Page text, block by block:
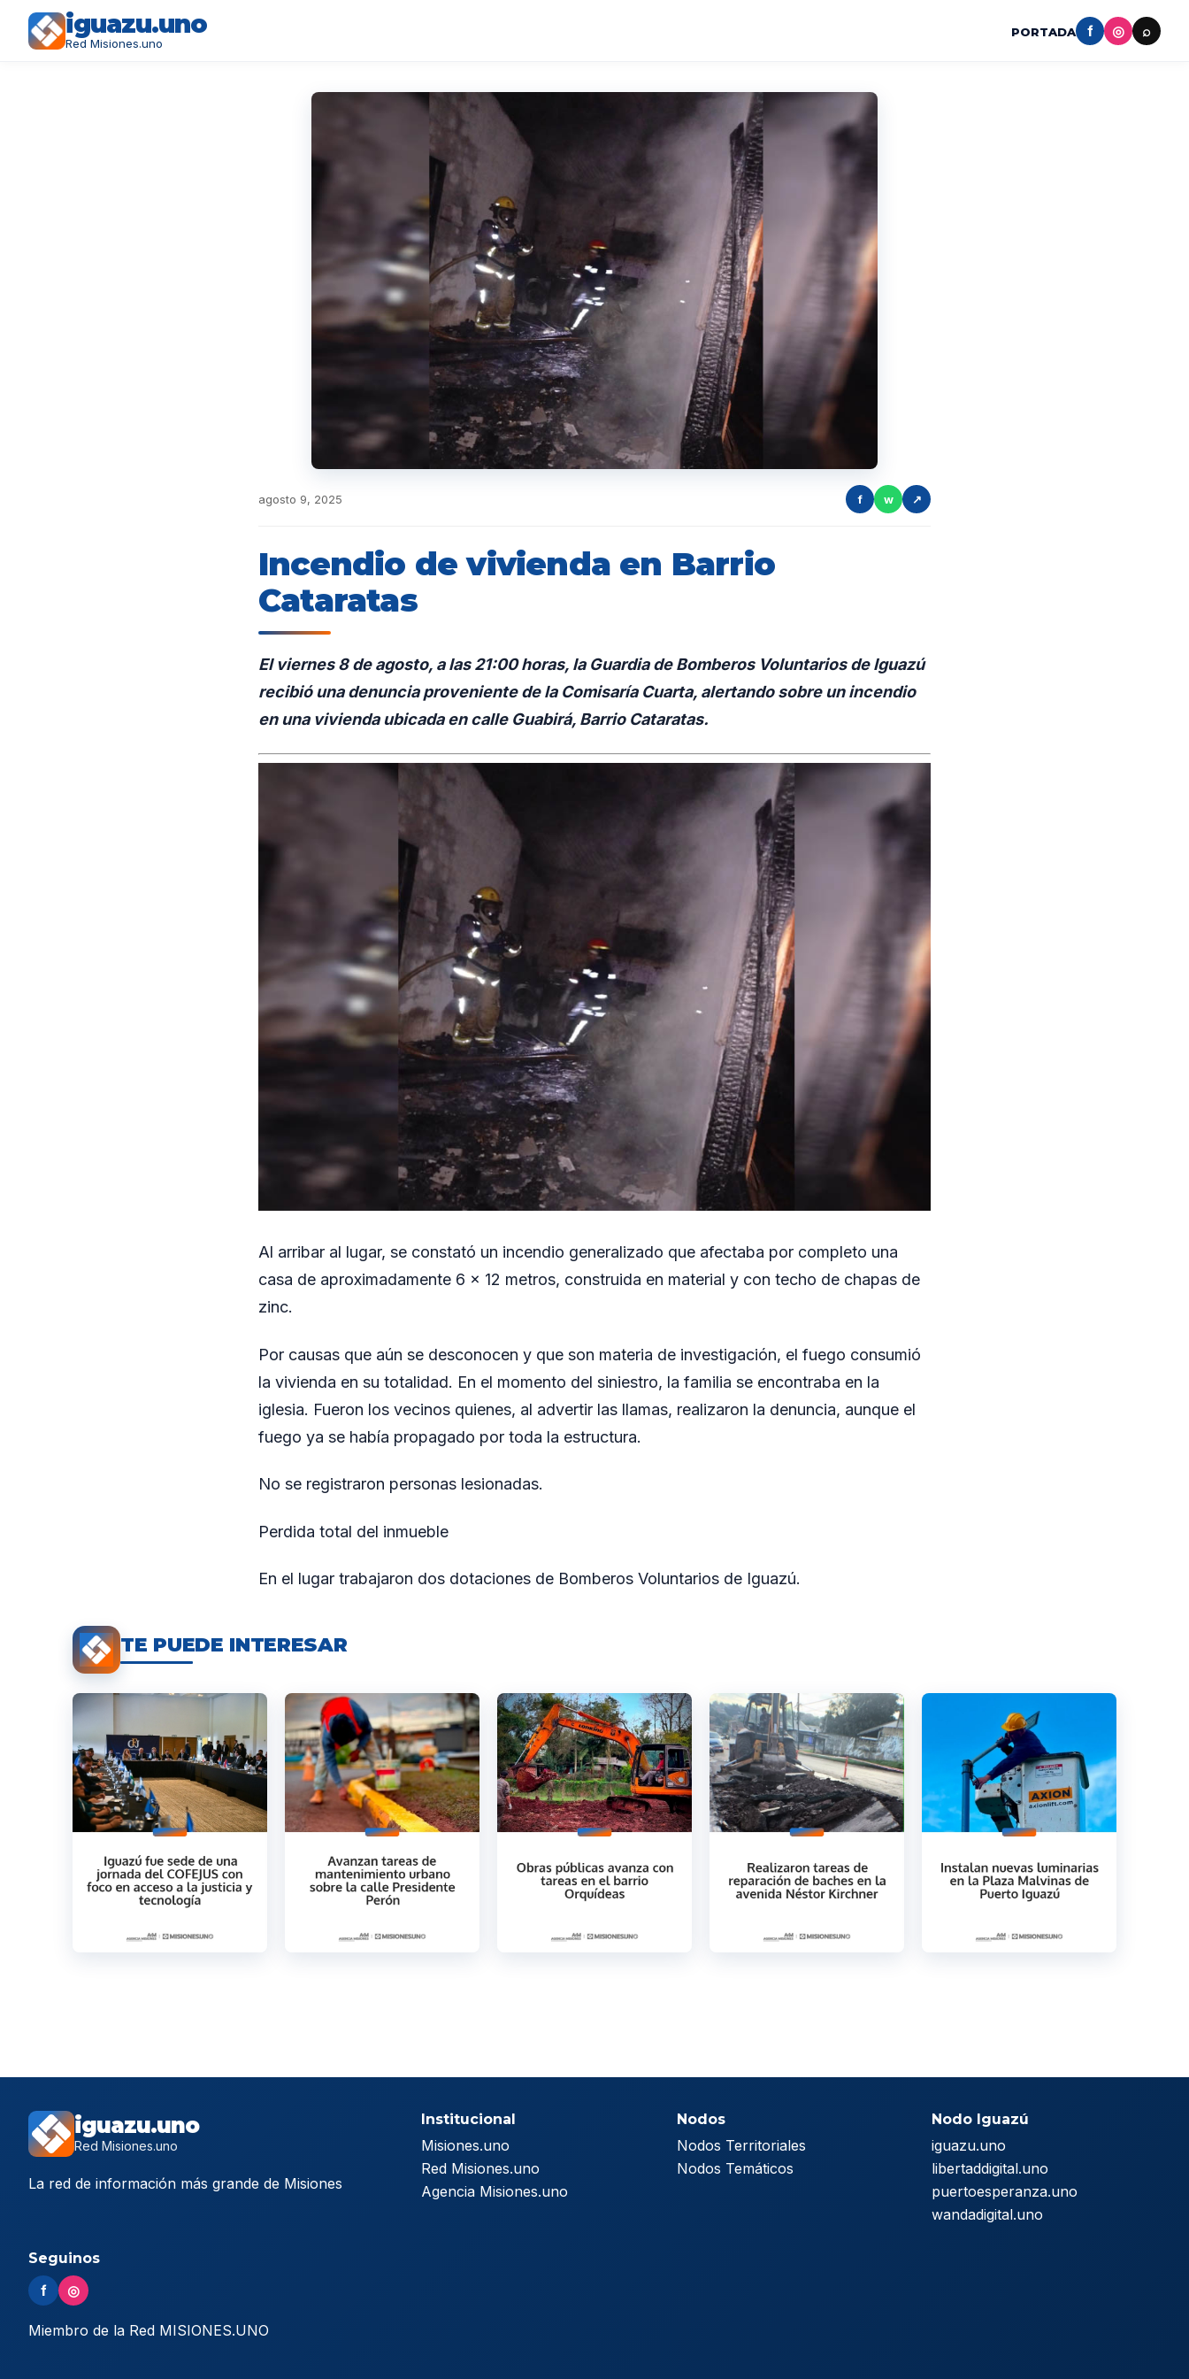
iguazu.uno
Red Misiones.uno
PORTADA f ◎ ⌕
agosto 9, 2025 f w ↗
Incendio de vivienda en Barrio
Cataratas
El viernes 8 de agosto, a las 21:00 horas, la Guardia de Bomberos Voluntarios de Iguazú
recibió una denuncia proveniente de la Comisaría Cuarta, alertando sobre un incendio
en una vivienda ubicada en calle Guabirá, Barrio Cataratas.
Al arribar al lugar, se constató un incendio generalizado que afectaba por completo una
casa de aproximadamente 6 x 12 metros, construida en material y con techo de chapas de
zinc.
Por causas que aún se desconocen y que son materia de investigación, el fuego consumió
la vivienda en su totalidad. En el momento del siniestro, la familia se encontraba en la
iglesia. Fueron los vecinos quienes, al advertir las llamas, realizaron la denuncia, aunque el
fuego ya se había propagado por toda la estructura.
No se registraron personas lesionadas.
Perdida total del inmueble
En el lugar trabajaron dos dotaciones de Bomberos Voluntarios de Iguazú.
TE PUEDE INTERESAR
iguazu.uno
Red Misiones.uno
La red de información más grande de Misiones
Institucional
Misiones.uno
Red Misiones.uno
Agencia Misiones.uno
Nodos
Nodos Territoriales
Nodos Temáticos
Nodo Iguazú
iguazu.uno
libertaddigital.uno
puertoesperanza.uno
wandadigital.uno
Seguinos
f ◎
Miembro de la Red MISIONES.UNO